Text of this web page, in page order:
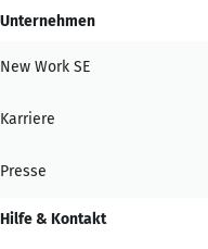
Unternehmen
New Work SE
Karriere
Presse
Hilfe & Kontakt